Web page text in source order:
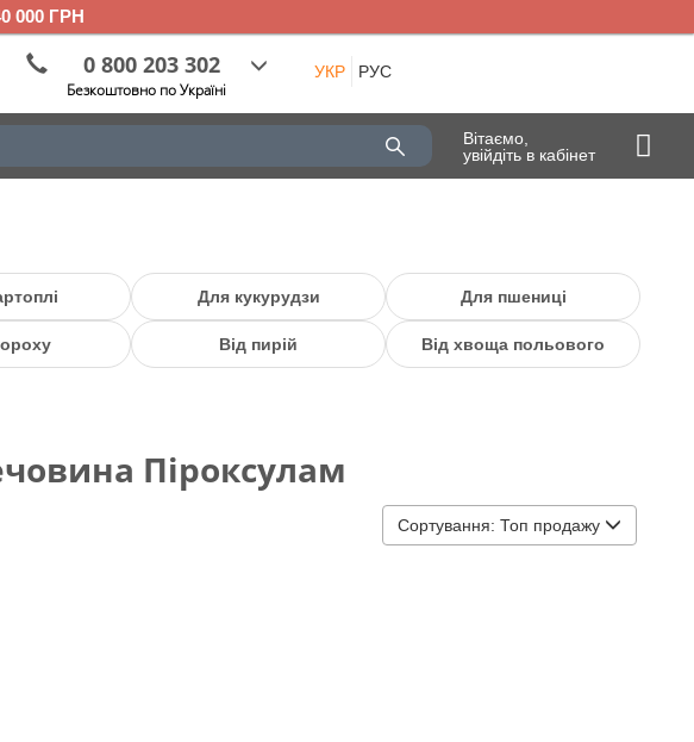
000 ГРН
0 800 203 302
Безкоштовно по Україні
УКР РУС
Вітаємо,
увійдіть в кабінет
Для кукурудзи Для пшениці
Від пирій Від хвоща польового
Піроксулам
Сортування: Топ продажу